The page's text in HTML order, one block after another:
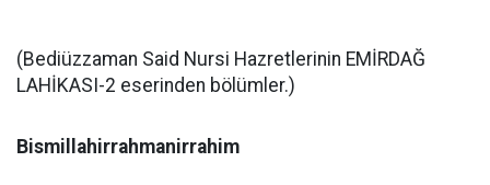
(Bediüzzaman Said Nursi Hazretlerinin EMİRDAĞ
LAHİKASI-2 eserinden bölümler.)
Bismillahirrahmanirrahim